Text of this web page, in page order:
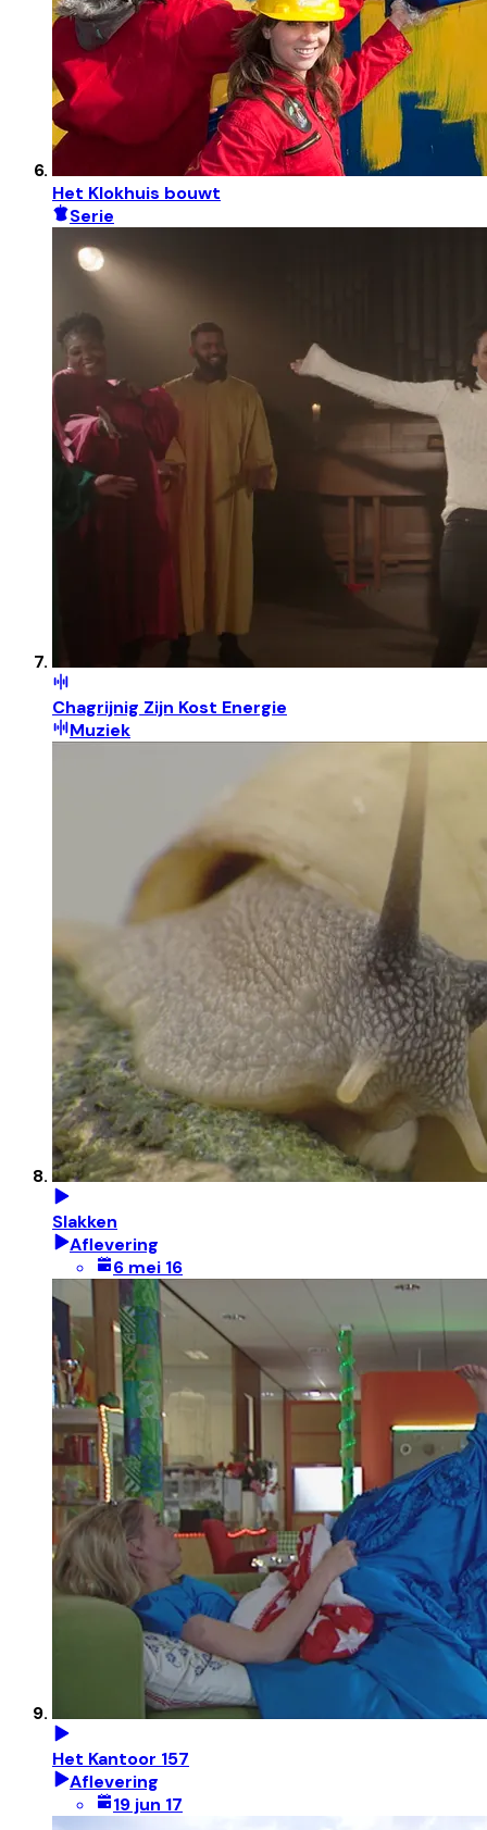
Het Klokhuis bouwt
Serie
Chagrijnig Zijn Kost Energie
Muziek
Slakken
Aflevering
6 mei 16
Het Kantoor 157
Aflevering
19 jun 17